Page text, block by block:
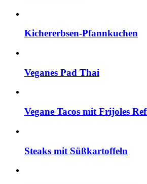
Kichererbsen-Pfannkuchen
Veganes Pad Thai
Vegane Tacos mit Frijoles
Steaks mit Süßkartoffeln